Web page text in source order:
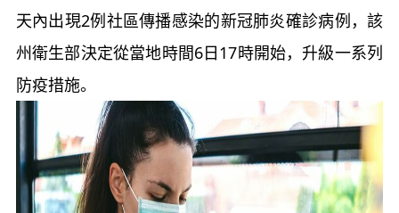
天內出現2例社區傳播感染的新冠肺炎確診病例，該
州衛生部決定從當地時間6日17時開始，升級一系列
防疫措施。